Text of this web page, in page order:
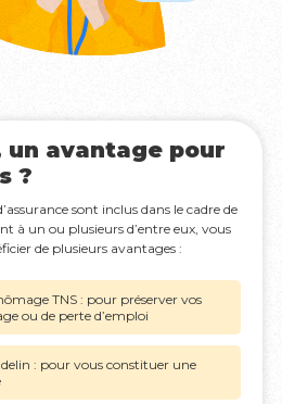
un avantage pour
?
sont inclus dans le cadre de
à un ou plusieurs d’entre eux, vous
de plusieurs avantages :
TNS : pour préserver vos
ou de perte d’emploi
: pour vous constituer une